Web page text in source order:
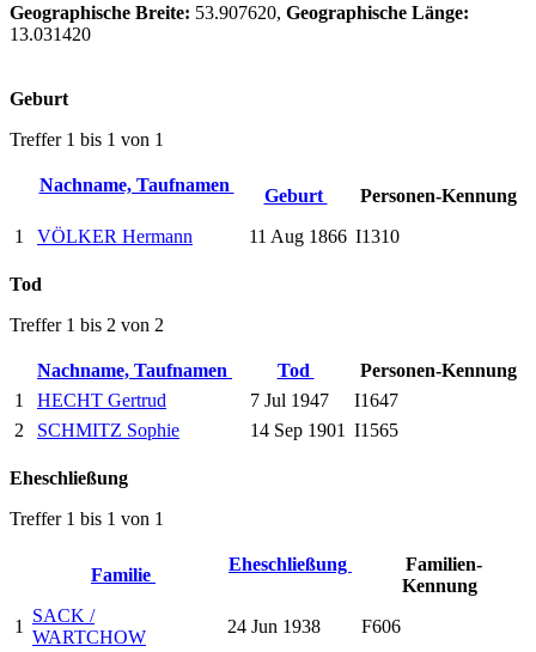
Geographische Breite: 53.907620, Geographische Länge:
13.031420
Geburt
Treffer 1 bis 1 von 1
Nachname, Taufnamen
Geburt
Personen-Kennung
1
VÖLKER Hermann 11 Aug 1866 I1310
Tod
Treffer 1 bis 2 von 2
Nachname, Taufnamen Tod
Personen-Kennung
1
HECHT Gertrud 7 Jul 1947
I1647
2
SCHMITZ Sophie 14 Sep 1901 I1565
Eheschließung
Treffer 1 bis 1 von 1
Familie
Eheschließung
Familien-
Kennung
1
SACK /
WARTCHOW
24 Jun 1938 F606